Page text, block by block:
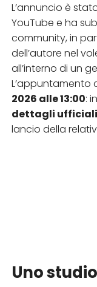
L’annuncio è
YouTube e ha
community, in
dell’autore nel
all’interno di un
L’appuntamento
2026 alle 13:00:
dettagli ufficiali
lancio della
Uno